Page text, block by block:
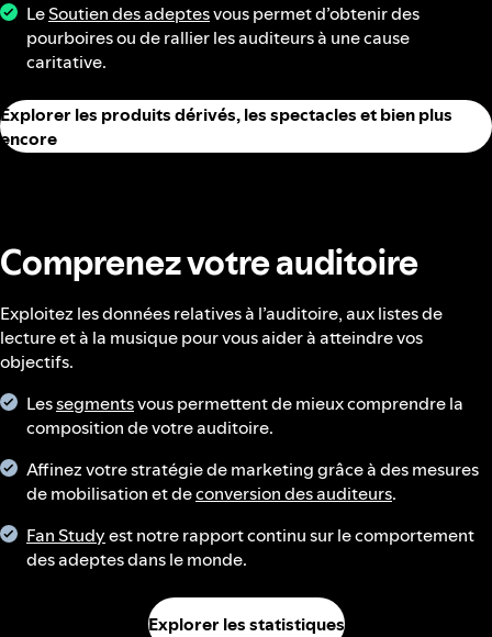
LeSoutien des adeptesvous permet d’obtenir des
pourboires ou de rallier les auditeurs à une cause
caritative.
Explorer les produits dérivés, les spectacles et bien plus
encore
Comprenez votre auditoire
Exploitez les données relatives à l’auditoire, aux listes de
lecture et à la musique pour vous aider à atteindre vos
objectifs.
Lessegmentsvous permettent de mieux comprendre la
composition de votre auditoire.
Affinez votre stratégie de marketing grâce à des mesures
de mobilisation et deconversion des auditeurs.
Fan Studyest notre rapport continu sur le comportement
des adeptes dans le monde.
Explorer les statistiques